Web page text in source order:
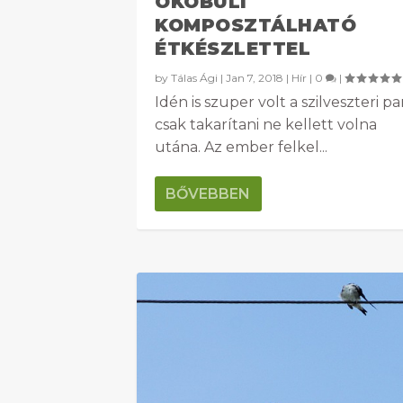
KOMPOSZTÁLHATÓ
ÉTKÉSZLETTEL
by Tálas Ági | Jan 7, 2018 | Hír | 0 |
Idén is szuper volt a szilveszteri
csak takarítani ne kellett volna
utána. Az ember felkel...
BŐVEBBEN